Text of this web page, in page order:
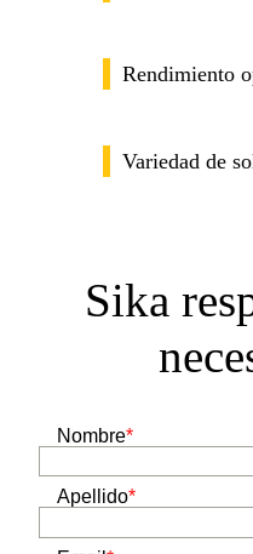
Rendimiento
Variedad de
Sika